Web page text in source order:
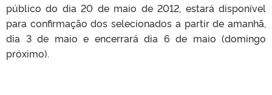
público do dia 20 de maio de 2012, estará disponível
para confirmação dos selecionados a partir de amanhã,
dia 3 de maio e encerrará dia 6 de maio (domingo
próximo).